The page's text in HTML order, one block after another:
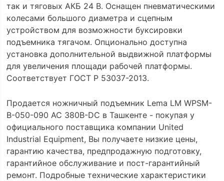
так и тяговых АКБ 24 В. Оснащен пневматическими
колесами большого диаметра и сцепным
устройством для возможности буксировки
подъемника тягачом. Опционально доступна
установка дополнительной выдвижной платформы
для увеличения площади рабочей платформы.
Соответствует ГОСТ Р 53037-2013.
Продается ножничный подъемник Lema LM WPSM-
B-050-090 AC 380В-DC в Ташкенте - покупая у
официального поставщика компании United
Industrial Equipment, Вы получаете низкие цены,
гарантию качества, предпродажную подготовку,
гарантийное обслуживание и пост-гарантийный
ремонт. Подробные технические характеристики